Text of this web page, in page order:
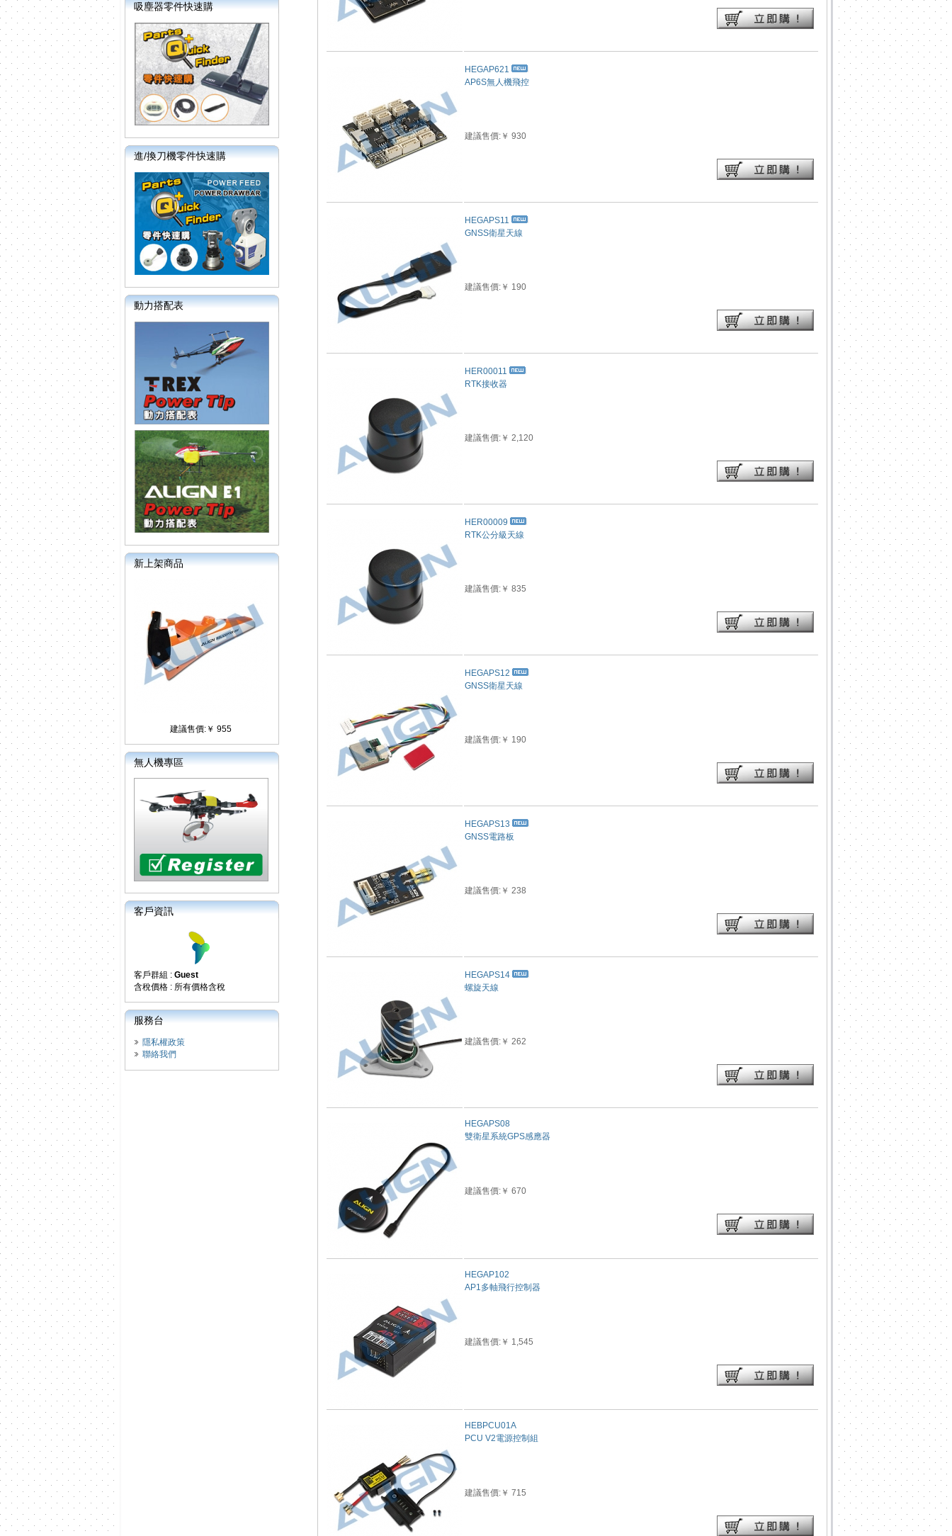
吸塵器零件快速購
進/換刀機零件快速購
動力搭配表
新上架商品
建議售價:￥ 955
無人機專區
客戶資訊
客戶群組 : Guest
含稅價格 : 所有價格含稅
服務台
隱私權政策
聯絡我們
HEGAP621
AP6S無人機飛控
建議售價:￥ 930
HEGAPS11
GNSS衛星天線
建議售價:￥ 190
HER00011
RTK接收器
建議售價:￥ 2,120
HER00009
RTK公分級天線
建議售價:￥ 835
HEGAPS12
GNSS衛星天線
建議售價:￥ 190
HEGAPS13
GNSS電路板
建議售價:￥ 238
HEGAPS14
螺旋天線
建議售價:￥ 262
HEGAPS08
雙衛星系統GPS感應器
建議售價:￥ 670
HEGAP102
AP1多軸飛行控制器
建議售價:￥ 1,545
HEBPCU01A
PCU V2電源控制組
建議售價:￥ 715